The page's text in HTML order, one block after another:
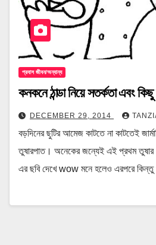
প্রবাস জীবন/অন্যান্য
কনকনে ঠান্ডা নিয়ে সতর্কতা এবং
DECEMBER 29, 2014
বড়দিনের ছুটির আমেজ কাটতে না কাটতেই
তুষারপাত। অনেকের জন্যেই এই প্রথম তুষার
এর ছবি দেখে wow মনে হলেও এরপরে